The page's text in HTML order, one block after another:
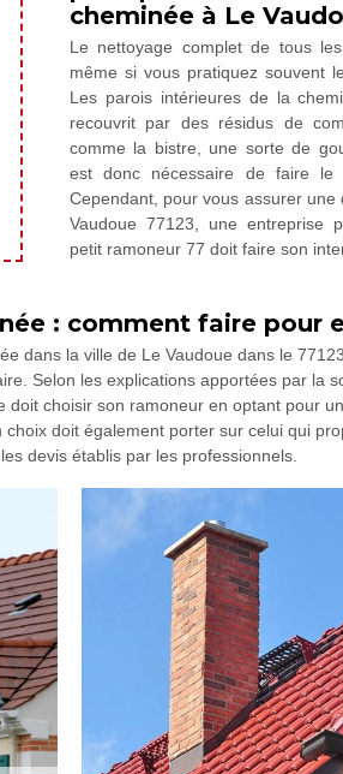
cheminée à Le
Le nettoyage complet de tous
même si vous pratiquez souvent
Les parois intérieures de la
recouvrit par des résidus de
comme la bistre, une sorte de
est donc nécessaire de faire le
Cependant, pour vous assurer
Vaudoue 77123, une entreprise
petit ramoneur 77 doit faire son
: comment faire pour
dans la ville de Le Vaudoue dans le
Selon les explications apportées par la
choisir son ramoneur en optant pour
doit également porter sur celui qui
devis établis par les professionnels.